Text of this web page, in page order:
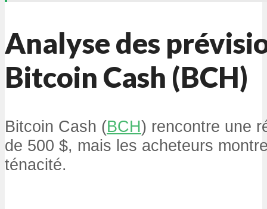
Analyse des
Bitcoin Cash (BCH)
Bitcoin Cash (BCH) rencontre une
de 500 $, mais les acheteurs
ténacité.